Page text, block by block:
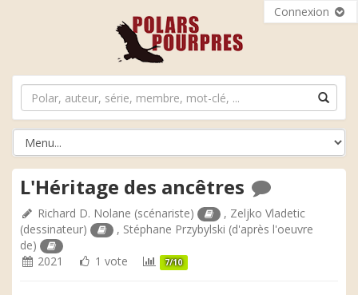
Connexion
L'Héritage des ancêtres
Richard D. Nolane (scénariste) , Zeljko Vladetic
(dessinateur)
, Stéphane Przybylski (d'après l'oeuvre
de)
2021
1 vote 7/10